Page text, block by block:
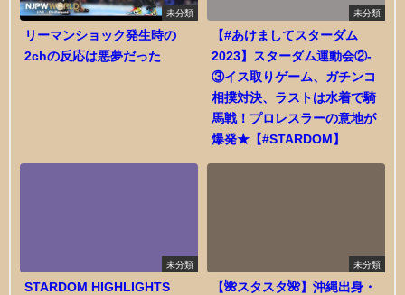
未分類
リーマンショック発生時の
2chの反応は悪夢だった
未分類
【#あけましてスターダム
2023】スターダム運動会②-
③イス取りゲーム、ガチンコ
相撲対決、ラストは水着で騎
馬戦！プロレスラーの意地が
爆発★【#STARDOM】
未分類
STARDOM HIGHLIGHTS
未分類
【🌺スタスタ🌺】沖縄出身・